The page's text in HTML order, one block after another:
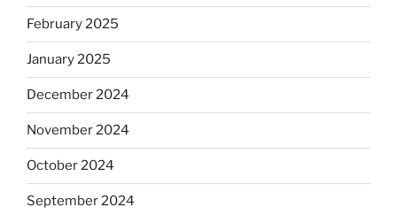
February 2025
January 2025
December 2024
November 2024
October 2024
September 2024